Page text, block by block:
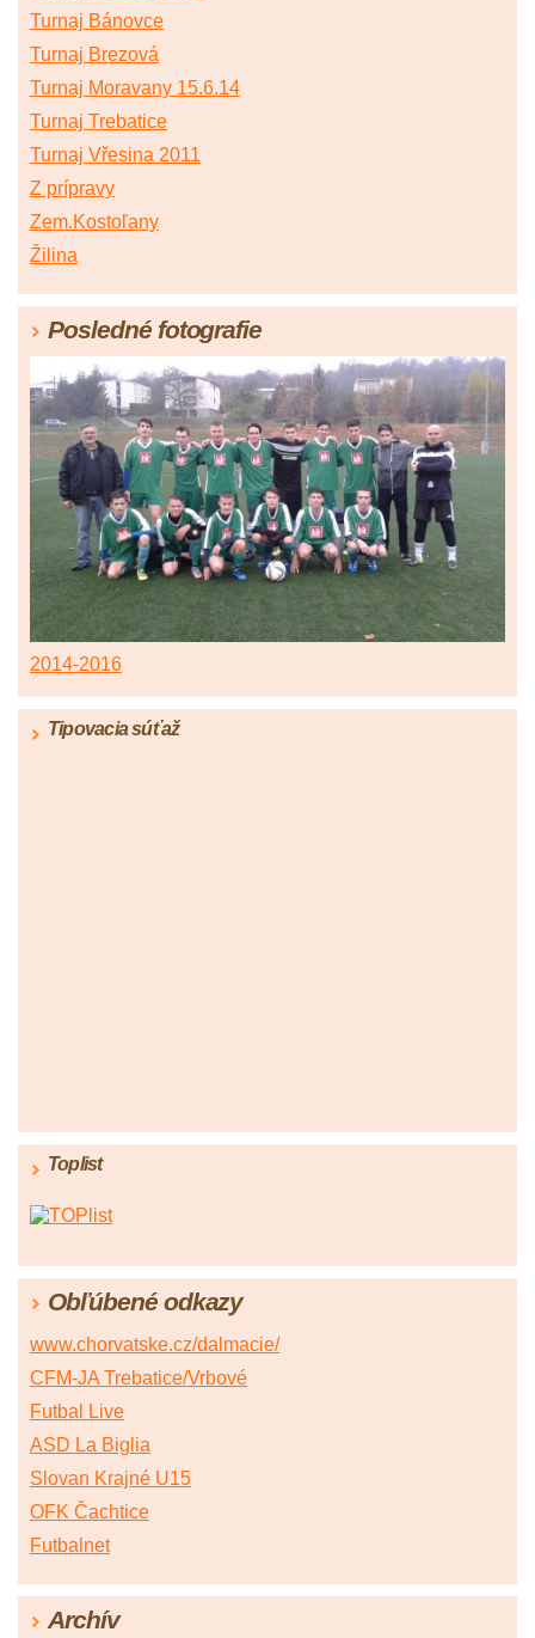
Turnaj Bánovce
Turnaj Brezová
Turnaj Moravany 15.6.14
Turnaj Trebatice
Turnaj Vřesina 2011
Z prípravy
Zem.Kostoľany
Žilina
Posledné fotografie
2014-2016
Tipovacia súťaž
Toplist
Obľúbené odkazy
www.chorvatske.cz/dalmacie/
CFM-JA Trebatice/Vrbové
Futbal Live
ASD La Biglia
Slovan Krajné U15
OFK Čachtice
Futbalnet
Archív